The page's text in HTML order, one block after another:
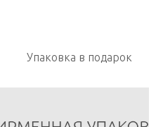
Упаковка в подарок